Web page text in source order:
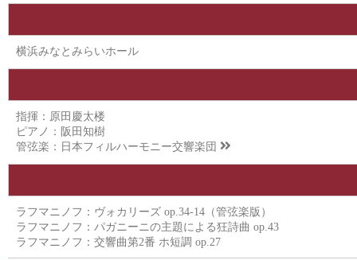
横浜みなとみらいホール
指揮：原田慶太楼
ピアノ：阪田知樹
管弦楽： 日本フィルハーモニー交響楽団
ラフマニノフ：ヴォカリーズ op.34-14（管弦楽版）
ラフマニノフ：パガニーニの主題による狂詩曲 op.43
ラフマニノフ：交響曲第2番 ホ短調 op.27